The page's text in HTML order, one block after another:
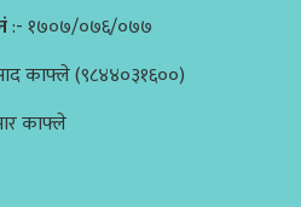
:- १७०७/०७६/०७७
काफ्ले (९८४४०३१६००)
काफ्ले